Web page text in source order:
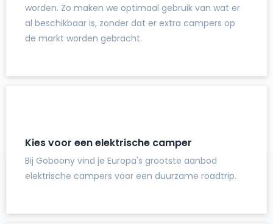
worden. Zo maken we optimaal gebruik van wat er
al beschikbaar is, zonder dat er extra campers op
de markt worden gebracht.
Kies voor een elektrische camper
Bij Goboony vind je Europa's grootste aanbod
elektrische campers voor een duurzame roadtrip.